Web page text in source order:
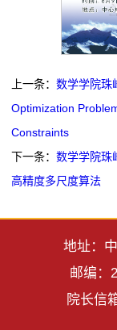
上一条：数学学院珠
Optimization
Constraints
下一条：数学学院珠
高精度多尺度算法
地址：
邮编：
院长信